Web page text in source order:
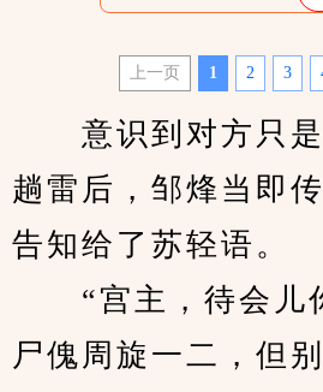
上一页 1 2 3
意识到对方只是
趟雷后，邹烽当即
告知给了苏轻语。
“宫主，待会儿
尸傀周旋一二，但